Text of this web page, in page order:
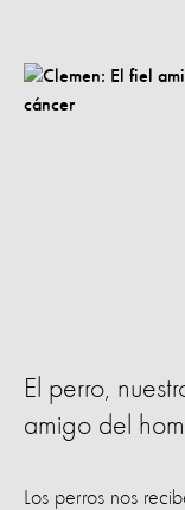
El perro,
amigo del
Los perros nos